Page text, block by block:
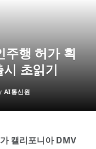
주행 허가 획
초읽기
AI통신원
캘리포니아 DMV